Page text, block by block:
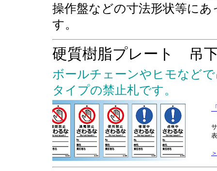
操作盤などの寸法形状等に
す。
硬質樹脂プレート 吊
ボールチェーンやヒモなど
タイプの禁止札です。